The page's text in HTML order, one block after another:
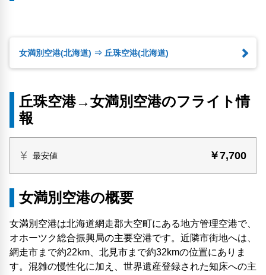
女満別空港(北海道) ⇒ 丘珠空港(北海道)
丘珠空港→女満別空港のフライト情
報
最安値 ￥7,700
女満別空港の概要
女満別空港は北海道網走郡大空町にある地方管理空港で、
オホーツク総合振興局の主要空港です。近隣市街地へは、
網走市まで約22km、北見市まで約32kmの位置にありま
す。混雑の慢性化に加え、世界遺産登録された知床への主